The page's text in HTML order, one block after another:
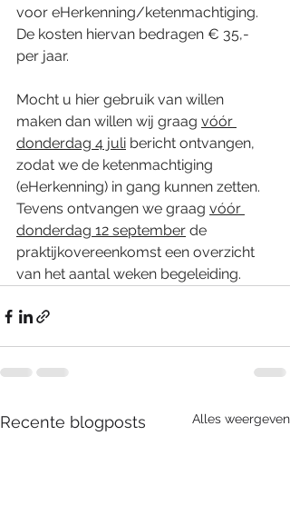
voor eHerkenning/ketenmachtiging.
De kosten hiervan bedragen € 35,-
per jaar.
Mocht u hier gebruik van willen
maken dan willen wij graag vóór
donderdag 4 juli bericht ontvangen,
zodat we de ketenmachtiging
(eHerkenning) in gang kunnen zetten.
Tevens ontvangen we graag vóór
donderdag 12 september de
praktijkovereenkomst een overzicht
van het aantal weken begeleiding.
Recente blogposts Alles weergeven